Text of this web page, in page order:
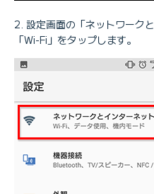
設定画面の「ネットワーク
「Wi-Fi」をタップします。